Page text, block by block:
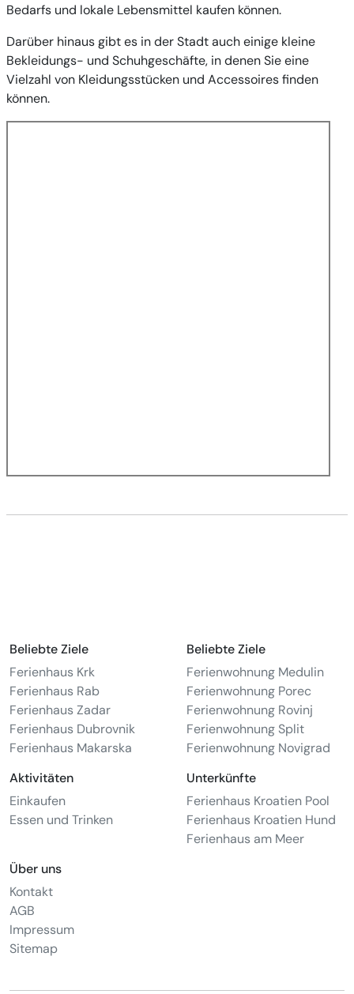
Bedarfs und lokale Lebensmittel kaufen können.
Darüber hinaus gibt es in der Stadt auch einige kleine
Bekleidungs- und Schuhgeschäfte, in denen Sie eine
Vielzahl von Kleidungsstücken und Accessoires finden
können.
Beliebte Ziele
Ferienhaus Krk
Ferienhaus Rab
Ferienhaus Zadar
Ferienhaus Dubrovnik
Ferienhaus Makarska
Beliebte Ziele
Ferienwohnung Medulin
Ferienwohnung Porec
Ferienwohnung Rovinj
Ferienwohnung Split
Ferienwohnung Novigrad
Aktivitäten
Einkaufen
Essen und Trinken
Unterkünfte
Ferienhaus Kroatien Pool
Ferienhaus Kroatien Hund
Ferienhaus am Meer
Über uns
Kontakt
AGB
Impressum
Sitemap